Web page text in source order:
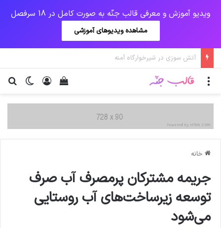
ویدیو آموزش و معرفی قالب جنّه به صورت کامل در 18 سرفصل
مشاهده ویدیوهای آموزشی
تغییر ورود
دیدن سبد خرید منو
خانه
جریمه مشترکان پرمصرف آب صرف
توسعه زیرساخت‌های آب روستایی
می‌شود